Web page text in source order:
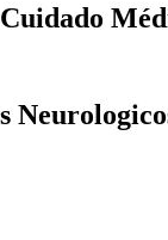
Cuidado